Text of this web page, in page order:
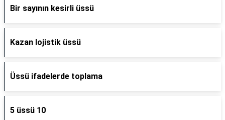
Bir sayının kesirli üssü
Kazan lojistik üssü
Üssü ifadelerde toplama
5 üssü 10